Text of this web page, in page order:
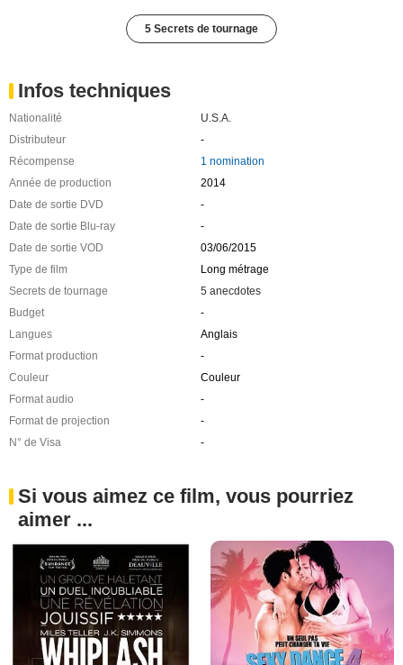
5 Secrets de tournage
Infos techniques
Nationalité
U.S.A.
Distributeur
-
Récompense
1 nomination
Année de production
2014
Date de sortie DVD
-
Date de sortie Blu-ray
-
Date de sortie VOD
03/06/2015
Type de film
Long métrage
Secrets de tournage
5 anecdotes
Budget
-
Langues
Anglais
Format production
-
Couleur
Couleur
Format audio
-
Format de projection
-
N° de Visa
-
Si vous aimez ce film, vous pourriez
aimer ...